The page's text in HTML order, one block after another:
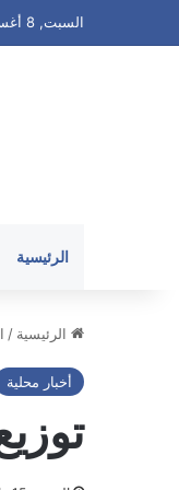
السبت, 8 أغسطس 2026
الرئيسية
الرئيسية /
أخبار محلية